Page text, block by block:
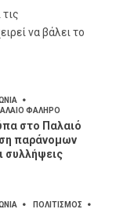
να βάλει το
ΦΑΛΗΡΟ
στο Παλαιό
παράνομων
συλλήψεις
ΠΟΛΙΤΙΣΜΟΣ